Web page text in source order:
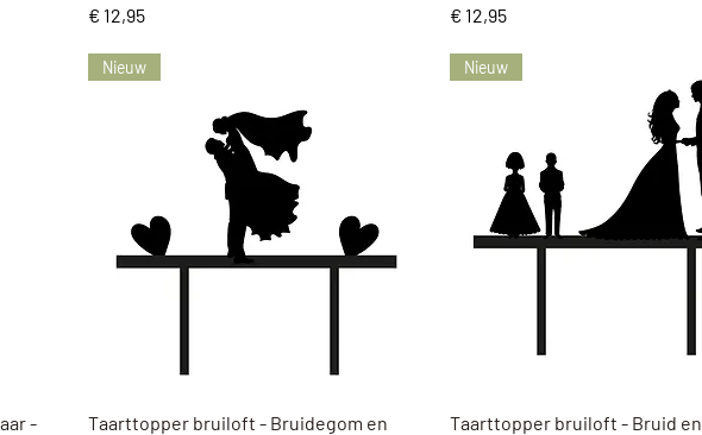
Prijs
€ 12,95
Prijs
€ 12,95
-
Snel overzicht
Nieuw
Taarttopper bruiloft - Bruidegom en
Snel overzicht
Nieuw
Taarttopper bruiloft - Bruid en